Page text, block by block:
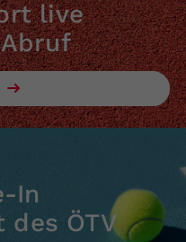
live
In
des ÖTV